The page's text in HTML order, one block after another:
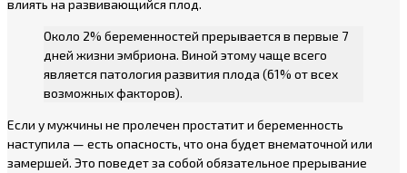
влиять на развивающийся плод.
Около 2% беременностей прерывается в первые 7
дней жизни эмбриона. Виной этому чаще всего
является патология развития плода (61% от всех
возможных факторов).
Если у мужчины не пролечен простатит и беременность
наступила — есть опасность, что она будет внематочной или
замершей. Это поведет за собой обязательное прерывание